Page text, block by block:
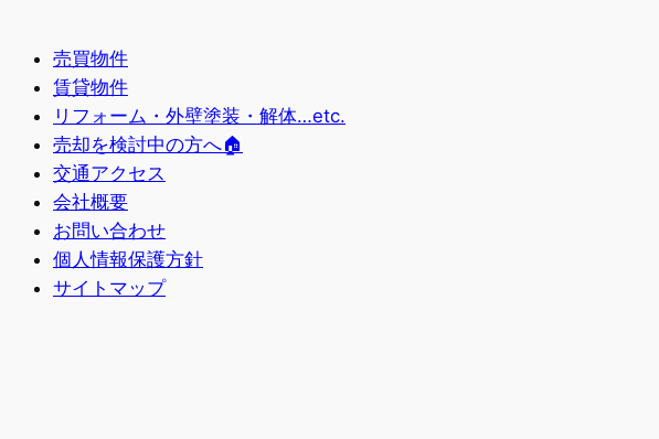
売買物件
賃貸物件
リフォーム・外壁塗装・解体…etc.
売却を検討中の方へ🏠
交通アクセス
会社概要
お問い合わせ
個人情報保護方針
サイトマップ